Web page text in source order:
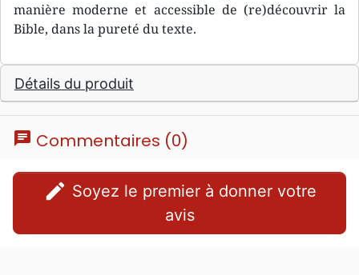
manière moderne et accessible de (re)découvrir la
Bible, dans la pureté du texte.
Détails du produit
chat Commentaires (0)
edit
avis